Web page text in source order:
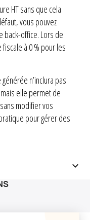
HT sans que cela
vous pouvez
back-office. Lors de
à 0 % pour les
n’inclura pas
elle permet de
modifier vos
pour gérer des
keyboard_arrow_down